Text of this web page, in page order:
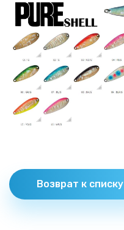
Возврат к списку